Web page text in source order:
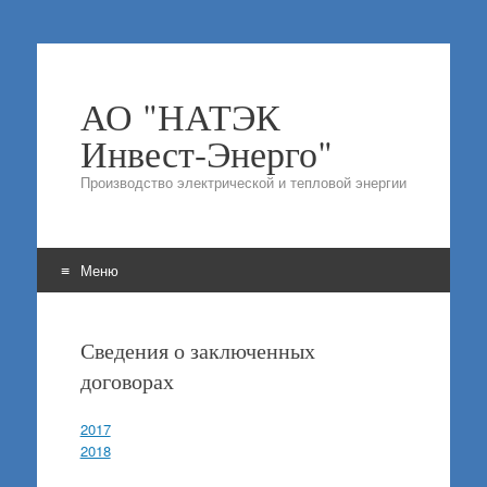
АО "НАТЭК
Инвест-Энерго"
Производство электрической и тепловой энергии
Меню
содержимому
Сведения о заключенных
договорах
2017
2018